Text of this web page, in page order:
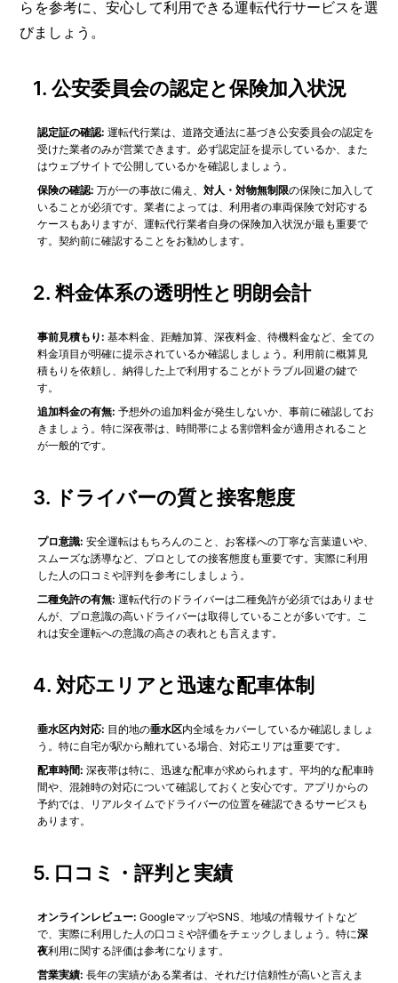
らを参考に、安心して利用できる運転代行サービスを選
びましょう。
1.公安委員会の認定と保険加入状況
認定証の確認: 運転代行業は、道路交通法に基づき公安委員会の認定を
受けた業者のみが営業できます。必ず認定証を提示しているか、また
はウェブサイトで公開しているかを確認しましょう。
保険の確認: 万が一の事故に備え、対人・対物無制限の保険に加入して
いることが必須です。業者によっては、利用者の車両保険で対応する
ケースもありますが、運転代行業者自身の保険加入状況が最も重要で
す。契約前に確認することをお勧めします。
2.料金体系の透明性と明朗会計
事前見積もり: 基本料金、距離加算、深夜料金、待機料金など、全ての
料金項目が明確に提示されているか確認しましょう。利用前に概算見
積もりを依頼し、納得した上で利用することがトラブル回避の鍵で
す。
追加料金の有無: 予想外の追加料金が発生しないか、事前に確認してお
きましょう。特に深夜帯は、時間帯による割増料金が適用されること
が一般的です。
3. ドライバーの質と接客態度
プロ意識: 安全運転はもちろんのこと、お客様への丁寧な言葉遣いや、
スムーズな誘導など、プロとしての接客態度も重要です。実際に利用
した人の口コミや評判を参考にしましょう。
二種免許の有無: 運転代行のドライバーは二種免許が必須ではありませ
んが、プロ意識の高いドライバーは取得していることが多いです。こ
れは安全運転への意識の高さの表れとも言えます。
4. 対応エリアと迅速な配車体制
垂水区内対応: 目的地の垂水区内全域をカバーしているか確認しましょ
う。特に自宅が駅から離れている場合、対応エリアは重要です。
配車時間: 深夜帯は特に、迅速な配車が求められます。平均的な配車時
間や、混雑時の対応について確認しておくと安心です。アプリからの
予約では、リアルタイムでドライバーの位置を確認できるサービスも
あります。
5. 口コミ・評判と実績
オンラインレビュー: GoogleマップやSNS、地域の情報サイトなど
で、実際に利用した人の口コミや評価をチェックしましょう。特に深
夜利用に関する評価は参考になります。
営業実績: 長年の実績がある業者は、それだけ信頼性が高いと言えま